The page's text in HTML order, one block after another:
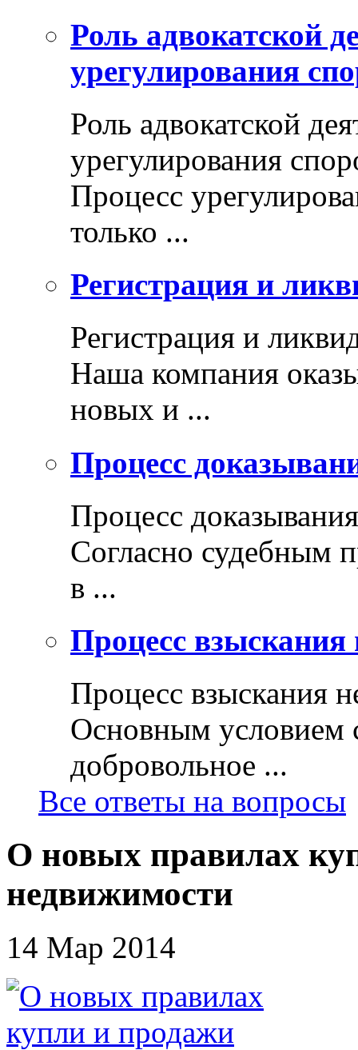
Роль адвокатской
урегулирования
Роль адвокатской
урегулирования
Процесс
только ...
Регистрация и
Регистрация и
Наша компания
новых и ...
Процесс
Процесс доказывания
Согласно судебным
в ...
Процесс взыскания
Процесс взыскания
Основным условием
добровольное ...
Все ответы на вопросы
О новых правилах
недвижимости
14 Мар 2014